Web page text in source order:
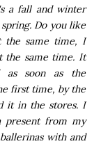
a fall and winter
Do you like
the same time, I
the same time. It
as soon as the
first time, by the
it in the stores. I
present from my
with and